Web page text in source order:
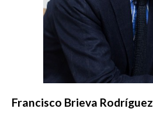
Francisco Brieva Rodríguez